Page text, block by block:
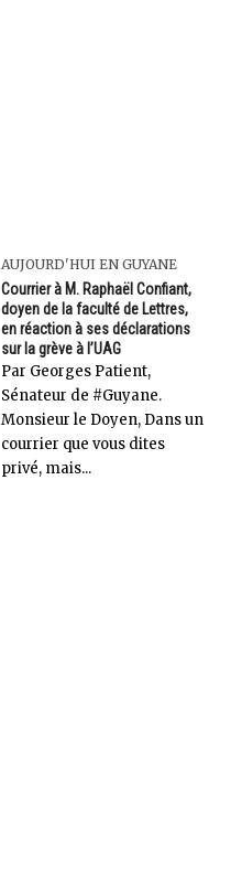
AUJOURD'HUI EN GUYANE
Courrier à M. Raphaël Confiant,
doyen de la faculté de Lettres,
en réaction à ses déclarations
sur la grève à l’UAG
Par Georges Patient,
Sénateur de #Guyane.
Monsieur le Doyen, Dans un
courrier que vous dites
privé, mais...